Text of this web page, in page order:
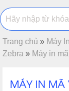
Trang chủ » Máy
Zebra » Máy in
MÁY IN MÃ